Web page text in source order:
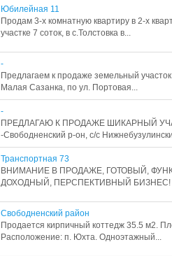
Юбилейная 11
Продам 3-х комнатную квартиру в 2-х
участке 7 соток, в с.Толстовка в...
-
Предлагаем к продаже земельный
Малая Сазанка, по ул. Портовая...
-
ПРЕДЛАГАЮ К ПРОДАЖЕ ШИКАРНЫЙ
-Свободненский р-он, с/с
Транспортная 73
ВНИМАНИЕ В ПРОДАЖЕ, ГОТОВЫЙ,
ДОХОДНЫЙ, ПЕРСПЕКТИВНЫЙ
Свободненский район
Продается кирпичный коттедж 35.5 м2.
Расположение: п. Юхта. Одноэтажный...